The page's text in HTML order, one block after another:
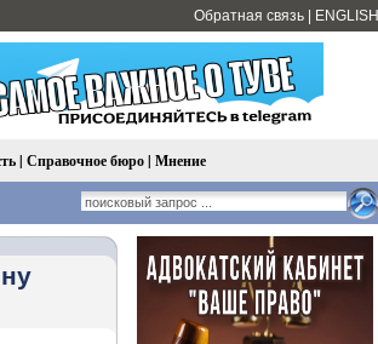
Обратная связь ENGLISH
| Справочное бюро| Мнение